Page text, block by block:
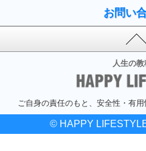
お問い
人生の
ご自身の責任のもと、安全性・有用
© HAPPY